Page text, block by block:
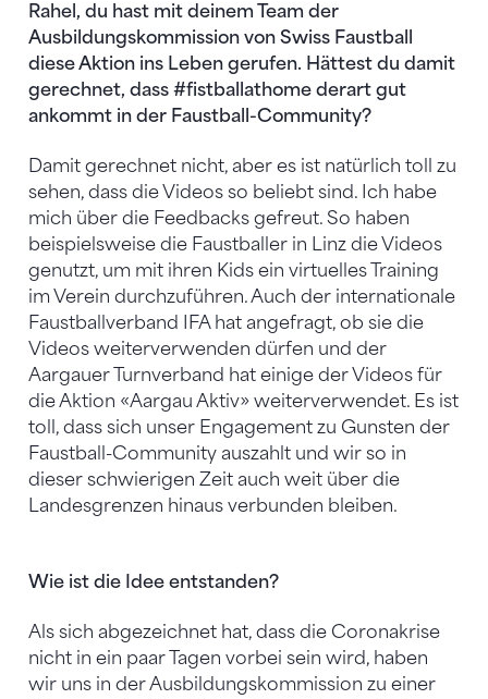
Rahel, du hast mit deinem Team der
Ausbildungskommission von Swiss Faustball
diese Aktion ins Leben gerufen. Hättest du damit
gerechnet, dass #fistballathome derart gut
ankommt in der Faustball-Community?
Damit gerechnet nicht, aber es ist natürlich toll zu
sehen, dass die Videos so beliebt sind. Ich habe
mich über die Feedbacks gefreut. So haben
beispielsweise die Faustballer in Linz die Videos
genutzt, um mit ihren Kids ein virtuelles Training
im Verein durchzuführen. Auch der internationale
Faustballverband IFA hat angefragt, ob sie die
Videos weiterverwenden dürfen und der
Aargauer Turnverband hat einige der Videos für
die Aktion «Aargau Aktiv» weiterverwendet. Es ist
toll, dass sich unser Engagement zu Gunsten der
Faustball-Community auszahlt und wir so in
dieser schwierigen Zeit auch weit über die
Landesgrenzen hinaus verbunden bleiben.
Wie ist die Idee entstanden?
Als sich abgezeichnet hat, dass die Coronakrise
nicht in ein paar Tagen vorbei sein wird, haben
wir uns in der Ausbildungskommission zu einer